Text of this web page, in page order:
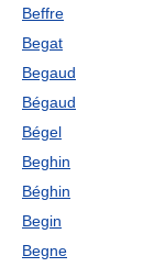
Beffre
Begat
Begaud
Bégaud
Bégel
Beghin
Béghin
Begin
Begne